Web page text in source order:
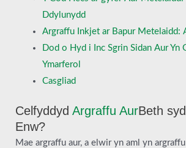
Ddylunydd
Argraffu Inkjet ar Bapur Metelaidd:
Dod o Hyd i Inc Sgrin Sidan Aur Yn
Ymarferol
Casgliad
Celfyddyd Argraffu AurBeth
Enw?
Mae argraffu aur, a elwir yn aml yn